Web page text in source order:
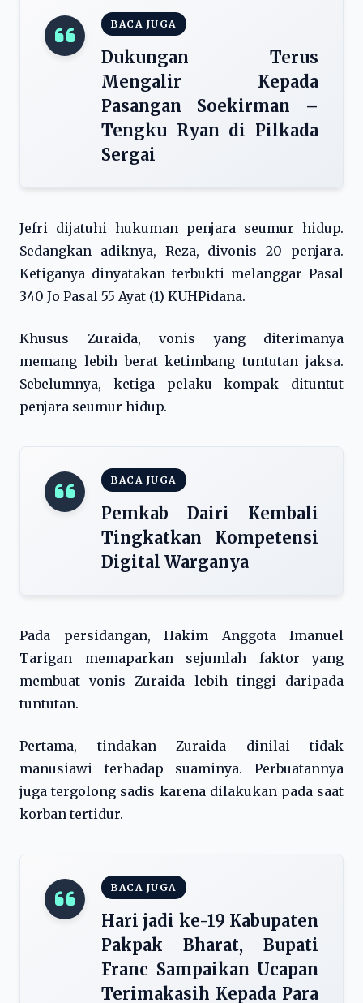
BACA JUGA
Dukungan Terus
Mengalir Kepada
Pasangan Soekirman –
Tengku Ryan di Pilkada
Sergai
Jefri dijatuhi hukuman penjara seumur hidup.
Sedangkan adiknya, Reza, divonis 20 penjara.
Ketiganya dinyatakan terbukti melanggar Pasal
340 Jo Pasal 55 Ayat (1) KUHPidana.
Khusus Zuraida, vonis yang diterimanya
memang lebih berat ketimbang tuntutan jaksa.
Sebelumnya, ketiga pelaku kompak dituntut
penjara seumur hidup.
BACA JUGA
Pemkab Dairi Kembali
Tingkatkan Kompetensi
Digital Warganya
Pada persidangan, Hakim Anggota Imanuel
Tarigan memaparkan sejumlah faktor yang
membuat vonis Zuraida lebih tinggi daripada
tuntutan.
Pertama, tindakan Zuraida dinilai tidak
manusiawi terhadap suaminya. Perbuatannya
juga tergolong sadis karena dilakukan pada saat
korban tertidur.
BACA JUGA
Hari jadi ke-19 Kabupaten
Pakpak Bharat, Bupati
Franc Sampaikan Ucapan
Terimakasih Kepada Para